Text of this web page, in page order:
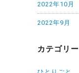
2022年10月
2022年9月
カテゴリー